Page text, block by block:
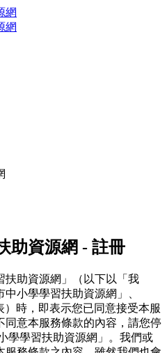
助資源網 - 註冊
扶助資源網」（以下以「我
小學學習扶助資源網」、
）時，即表示您已同意接受本服
同意本服務條款的內容，請您停
學學習扶助資源網」。我們或